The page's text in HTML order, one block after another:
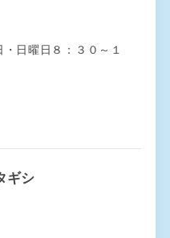
日曜日８：３０～１
ギシ